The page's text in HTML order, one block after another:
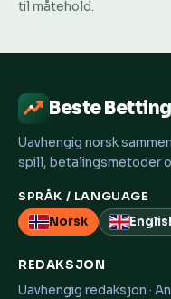
til måtehold.
Beste
Uavhengig norsk
spill, betalingsmetoder
SPRÅK / LANGUAGE
Norsk
REDAKSJON
Uavhengig redaksjon ·